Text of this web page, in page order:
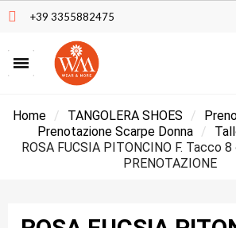
+39 3355882475
Home TANGOLERA SHOES
Prenotazione Scarpe Donna
ROSA FUCSIA PITONCINO F. Tacco
PRENOTAZIONE